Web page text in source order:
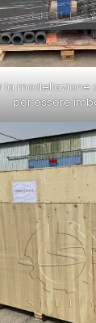
la modellazione
per essere